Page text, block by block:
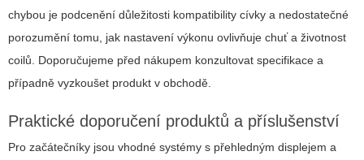
chybou je podcenění důležitosti kompatibility cívky a nedostatečné
porozumění tomu, jak nastavení výkonu ovlivňuje chuť a životnost
coilů. Doporučujeme před nákupem konzultovat specifikace a
případně vyzkoušet produkt v obchodě.
Praktické doporučení produktů a příslušenství
Pro začátečníky jsou vhodné systémy s přehledným displejem a